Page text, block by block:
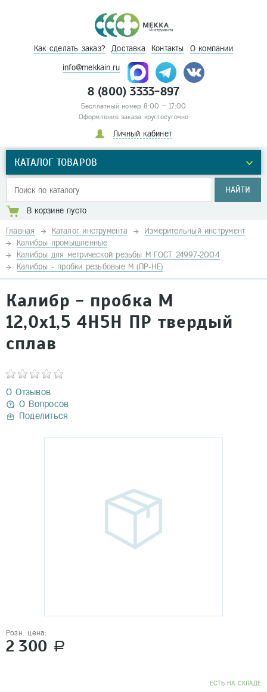
Как сделать заказ? Доставка Контакты О компании
info@mekkain.ru
8 (800) 3333-897
Бесплатный номер 8:00 – 17:00
Оформление заказа круглосуточно
Личный кабинет
КАТАЛОГ ТОВАРОВ
НАЙТИ
В корзине пусто
Главная Каталог инструмента
Измерительный инструмент
Калибры промышленные
Калибры для метрической резьбы М ГОСТ 24997-2004
Калибры - пробки резьбовые М (ПР-НЕ)
Калибр - пробка М
12,0х1,5 4Н5Н ПР твердый
сплав
0 Отзывов
0 Вопросов
Поделиться
Розн. цена:
2 300 a
EСТЬ НА СКЛАДЕ